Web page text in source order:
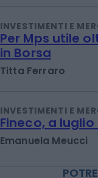
INVESTIMENTI E
Per Mps utile
in Borsa
Titta Ferraro
INVESTIMENTI E
Fineco, a
Emanuela Meucci